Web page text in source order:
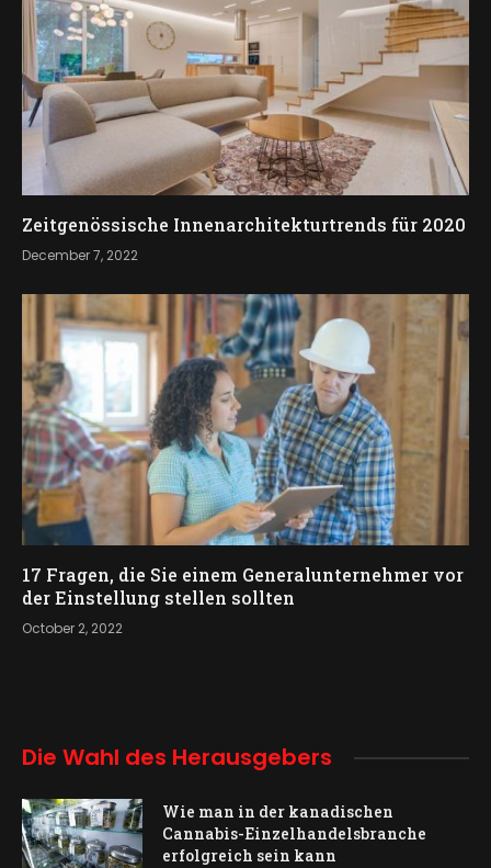
Zeitgenössische Innenarchitekturtrends für 2020
December 7, 2022
17 Fragen, die Sie einem Generalunternehmer vor
der Einstellung stellen sollten
October 2, 2022
Die Wahl des Herausgebers
Wie man in der kanadischen
Cannabis-Einzelhandelsbranche
erfolgreich sein kann